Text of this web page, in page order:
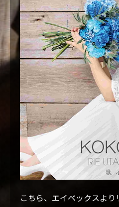
こちら、エイベックスより